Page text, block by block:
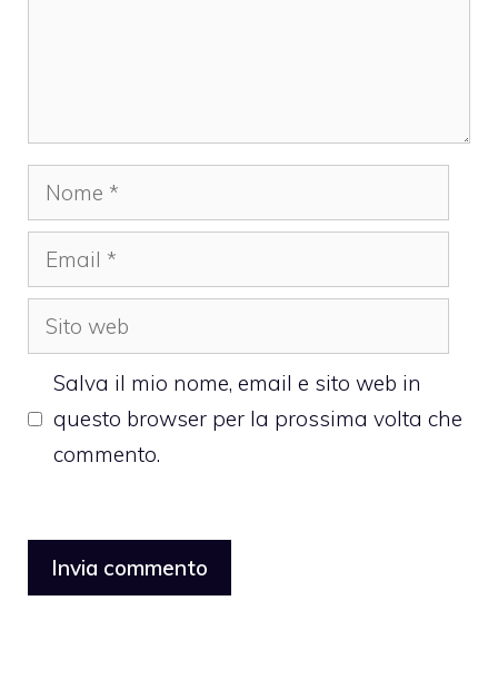
Nome
Email
Sito
web
Salva il mio nome, email e sito web in
questo browser per la prossima volta che
commento.